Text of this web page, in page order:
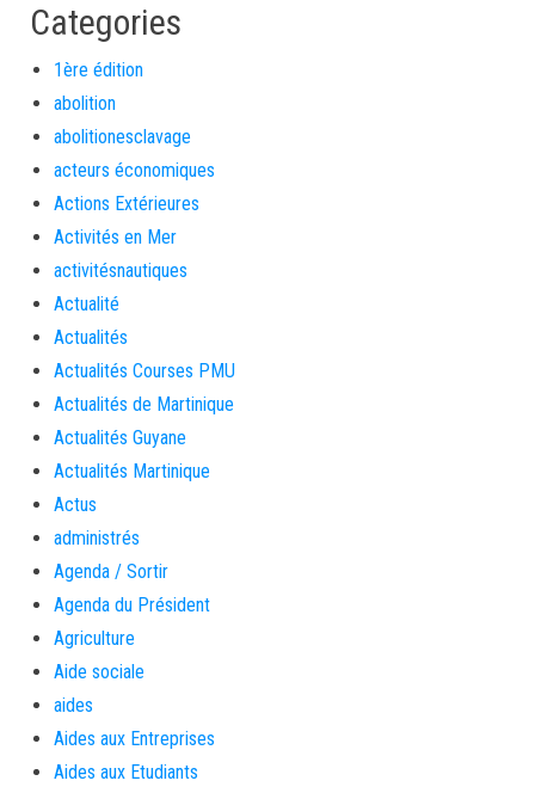
Categories
1ère édition
abolition
abolitionesclavage
acteurs économiques
Actions Extérieures
Activités en Mer
activitésnautiques
Actualité
Actualités
Actualités Courses PMU
Actualités de Martinique
Actualités Guyane
Actualités Martinique
Actus
administrés
Agenda / Sortir
Agenda du Président
Agriculture
Aide sociale
aides
Aides aux Entreprises
Aides aux Etudiants